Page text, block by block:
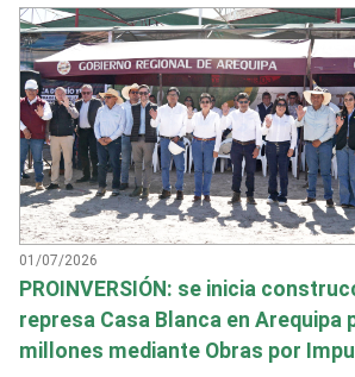
01/07/2026
PROINVERSIÓN: se inicia
represa Casa Blanca en Arequipa
millones mediante Obras por